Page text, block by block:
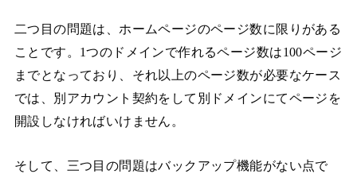
二つ目の問題は、ホームページのページ数に限りがある
ことです。1つのドメインで作れるページ数は100ページ
までとなっており、それ以上のページ数が必要なケース
では、別アカウント契約をして別ドメインにてページを
開設しなければいけません。
そして、三つ目の問題はバックアップ機能がない点で